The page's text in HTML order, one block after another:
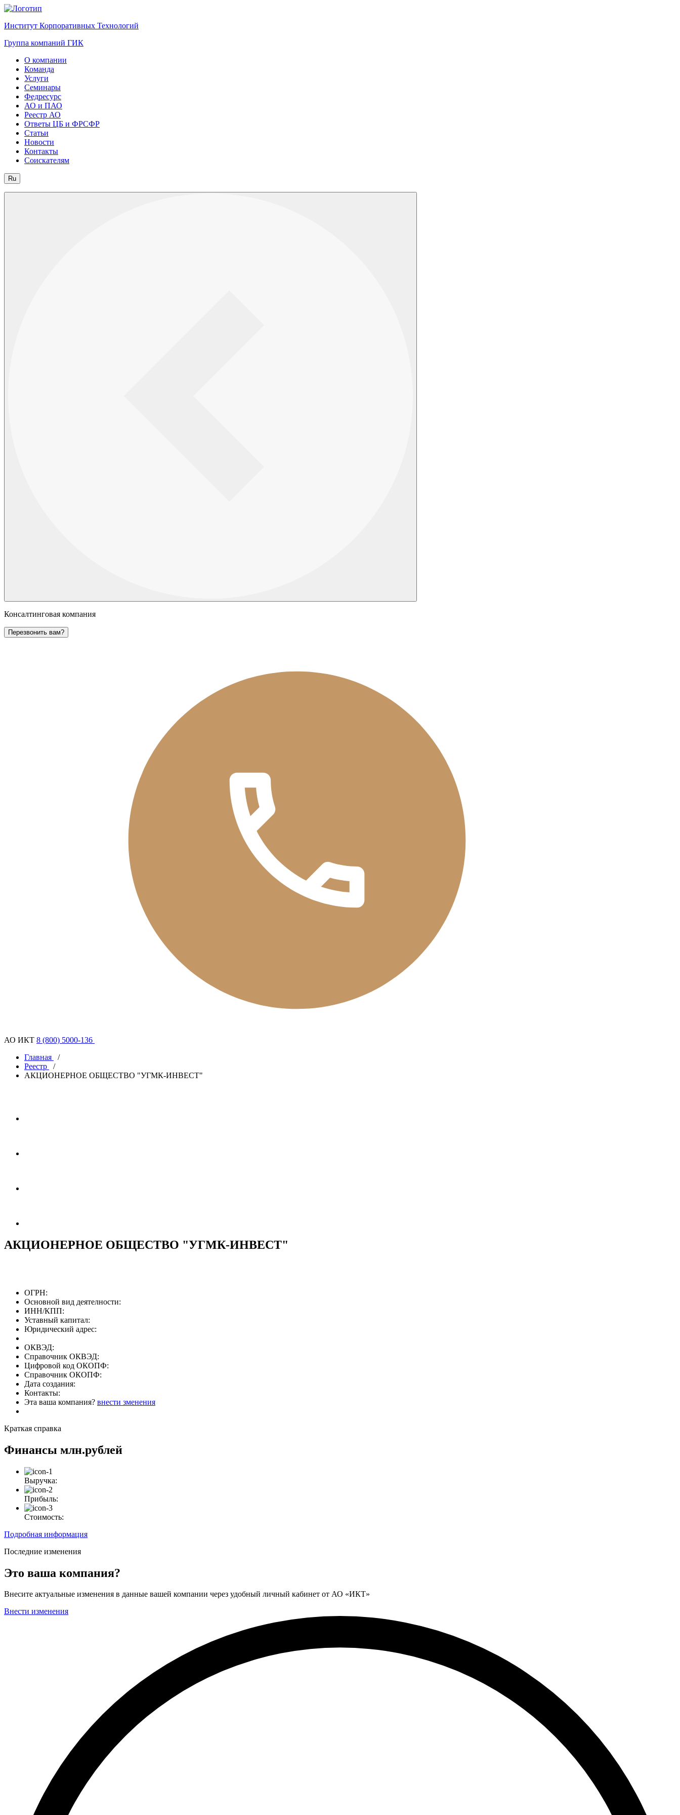
Институт Корпоративных Технологий
Группа компаний ГИК
О компании
Команда
Услуги
Семинары
Федресурс
АО и ПАО
Реестр АО
Ответы ЦБ и ФРСФР
Статьи
Новости
Контакты
Соискателям
Ru
Консалтинговая компания
Перезвонить вам?
АО ИКТ 8 (800) 5000-136
Главная
/
Реестр
/
АКЦИОНЕРНОЕ ОБЩЕСТВО "УГМК-ИНВЕСТ"
АКЦИОНЕРНОЕ ОБЩЕСТВО "УГМК-ИНВЕСТ"
ОГРН:
Основной вид деятелности:
ИНН/КПП:
Уставный капитал:
Юридический адрес:
ОКВЭД:
Справочник ОКВЭД:
Цифровой код ОКОПФ:
Справочник ОКОПФ:
Дата создания:
Контакты:
Эта ваша компания? внести зменения
Краткая справка
Финансы млн.рублей
Выручка:
Прибыль:
Стоимость:
Подробная информация
Последние изменения
Это ваша компания?
Внесите актуальные изменения в данные вашей компании через удобный личный кабинет от АО «ИКТ»
Внести изменения